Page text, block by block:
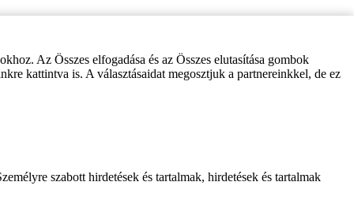
Az Összes elfogadása és az Összes elutasítása gombok
kattintva is. A választásaidat megosztjuk a partnereinkkel, de ez
szabott hirdetések és tartalmak, hirdetések és tartalmak